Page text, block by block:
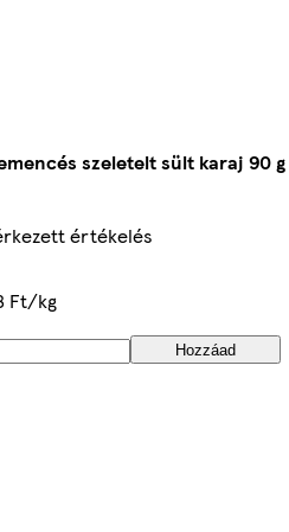
szeletelt sült karaj 90 g
értékelés
Ft/kg
Hozzáad